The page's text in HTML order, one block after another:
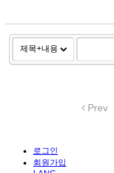
Prev
로그인
회원가입